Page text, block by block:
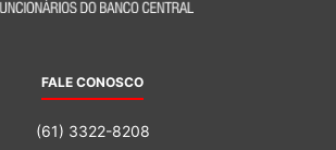
FALE CONOSCO
(61) 3322-8208